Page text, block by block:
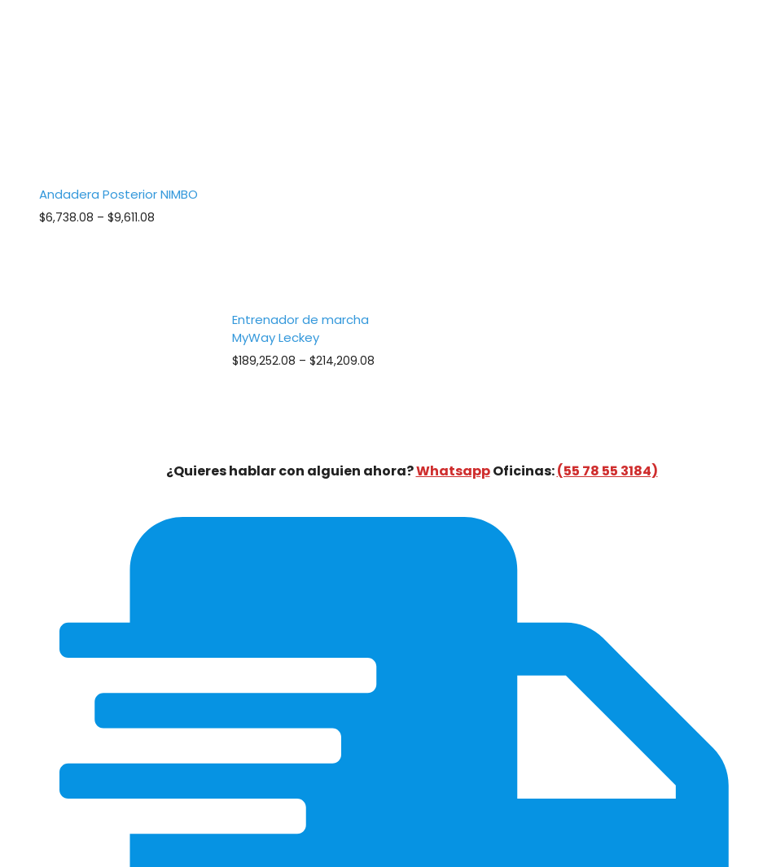
Andadera Posterior NIMBO
$6,738.08 – $9,611.08
Entrenador de marcha
MyWay Leckey
$189,252.08 – $214,209.08Price
¿Quieres hablar con alguien ahora?WhatsappOficinas:(55 78 55 3184)